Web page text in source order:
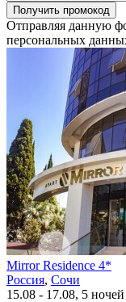
Получить промокод
Отправляя данную
персональных
Mirror Residence 4*
Россия, Сочи
15.08 - 17.08, 5 ночей